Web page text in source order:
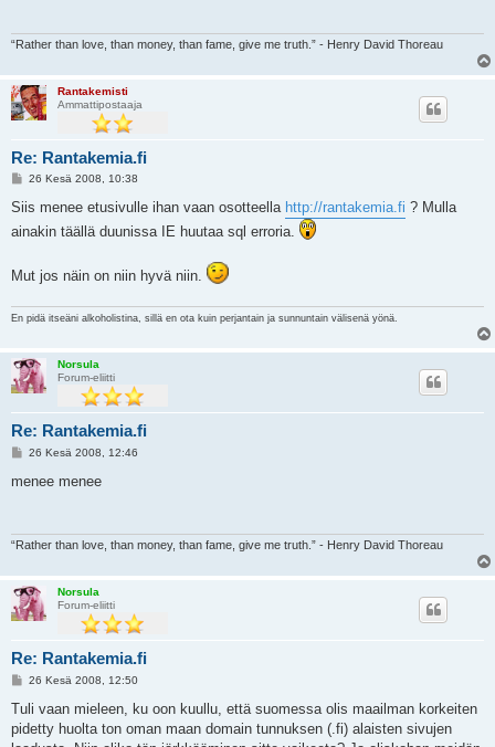
“Rather than love, than money, than fame, give me truth.” - Henry David Thoreau
Rantakemisti
Ammattipostaaja
Re: Rantakemia.fi
V
e
t
26 Kesä 2008, 10:38
Siis menee etusivulle ihan vaan osotteella http://rantakemia.fi ? Mulla
ainakin täällä duunissa IE huutaa sql erroria.
Mut jos näin on niin hyvä niin.
En pidä itseäni alkoholistina, sillä en ota kuin perjantain ja sunnuntain välisenä yönä.
Norsula
Forum-eliitti
Re: Rantakemia.fi
V
e
26 Kesä 2008, 12:46
menee menee
“Rather than love, than money, than fame, give me truth.” - Henry David Thoreau
Norsula
Forum-eliitti
Re: Rantakemia.fi
V
e
t
26 Kesä 2008, 12:50
Tuli vaan mieleen, ku oon kuullu, että suomessa olis maailman korkeiten
pidetty huolta ton oman maan domain tunnuksen (.fi) alaisten sivujen